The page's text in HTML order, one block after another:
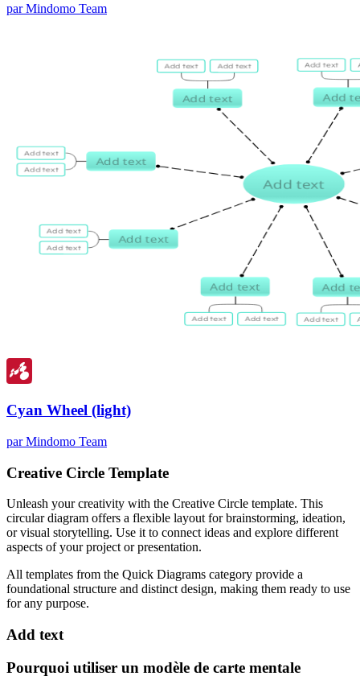
par Mindomo Team
Cyan Wheel (light)
par Mindomo Team
Creative Circle Template
Unleash your creativity with the Creative Circle template. This
circular diagram offers a flexible layout for brainstorming, ideation,
or visual storytelling. Use it to connect ideas and explore different
aspects of your project or presentation.
All templates from the Quick Diagrams category provide a
foundational structure and distinct design, making them ready to use
for any purpose.
Add text
Pourquoi utiliser un modèle de carte mentale